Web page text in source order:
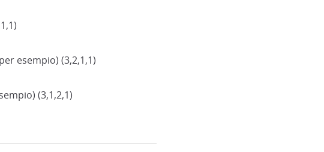
esempio) (3,2,1,1)
(3,1,2,1)